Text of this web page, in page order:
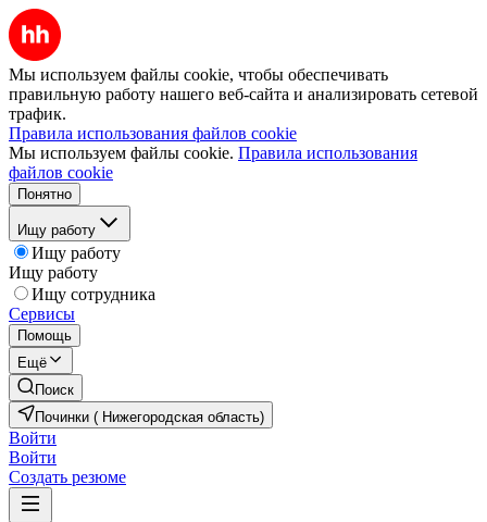
Мы используем файлы cookie, чтобы обеспечивать
правильную работу нашего веб-сайта и анализировать сетевой
трафик.
Правила использования файлов cookie
Мы используем файлы cookie. Правила использования
файлов cookie
Понятно
Ищу работу
Ищу работу
Ищу работу
Ищу сотрудника
Сервисы
Помощь
Ещё
Поиск
Починки ( Нижегородская область)
Войти
Войти
Создать резюме